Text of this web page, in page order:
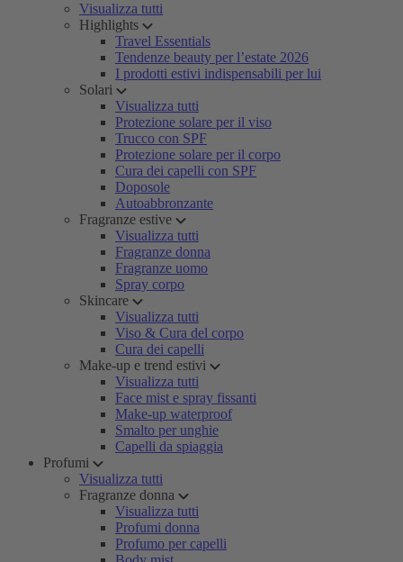
Visualizza tutti
Highlights
Travel Essentials
Tendenze beauty per l’estate 2026
I prodotti estivi indispensabili per lui
Solari
Visualizza tutti
Protezione solare per il viso
Trucco con SPF
Protezione solare per il corpo
Cura dei capelli con SPF
Doposole
Autoabbronzante
Fragranze estive
Visualizza tutti
Fragranze donna
Fragranze uomo
Spray corpo
Skincare
Visualizza tutti
Viso & Cura del corpo
Cura dei capelli
Make-up e trend estivi
Visualizza tutti
Face mist e spray fissanti
Make-up waterproof
Smalto per unghie
Capelli da spiaggia
Profumi
Visualizza tutti
Fragranze donna
Visualizza tutti
Profumi donna
Profumo per capelli